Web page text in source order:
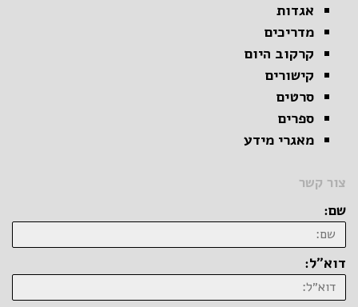
אגדות
מדריכים
קרקוב היום
קישורים
סרטים
ספרים
מאגרי מידע
צור קשר
שם:
דוא״ל: